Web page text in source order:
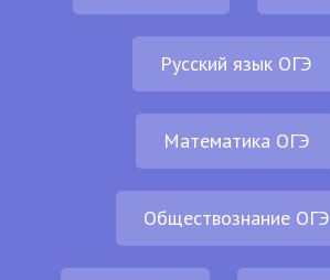
Русский язык ОГЭ
Математика ОГЭ
Обществознание ОГЭ